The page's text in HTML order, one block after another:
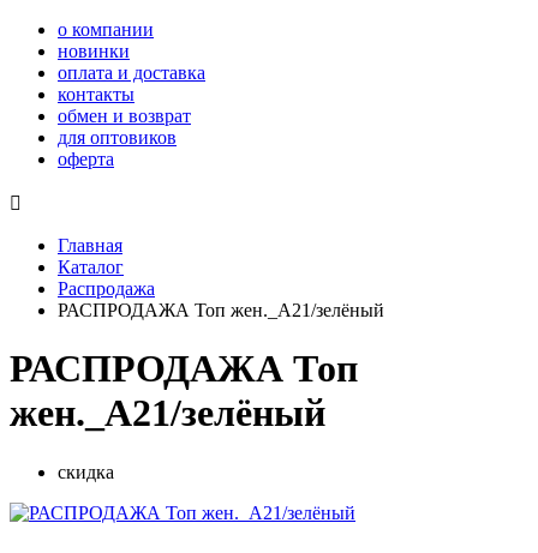
о компании
новинки
оплата и доставка
контакты
обмен и возврат
для оптовиков
оферта

Главная
Каталог
Распродажа
РАСПРОДАЖА Топ жен._А21/зелёный
РАСПРОДАЖА Топ
жен._А21/зелёный
скидка